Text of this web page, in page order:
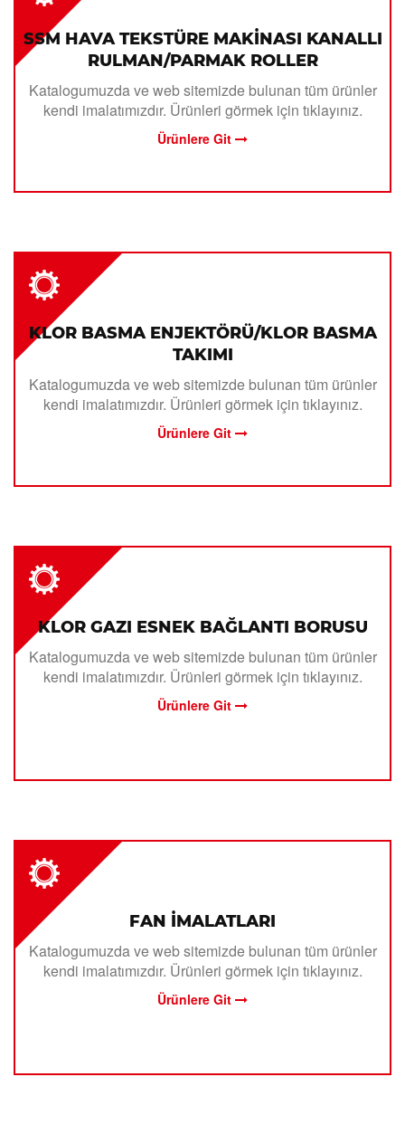
SSM HAVA TEKSTÜRE MAKİNASI KANALLI
RULMAN/PARMAK ROLLER
Katalogumuzda ve web sitemizde bulunan tüm ürünler
kendi imalatımızdır. Ürünleri görmek için tıklayınız.
Ürünlere Git
KLOR BASMA ENJEKTÖRÜ/KLOR BASMA
TAKIMI
Katalogumuzda ve web sitemizde bulunan tüm ürünler
kendi imalatımızdır. Ürünleri görmek için tıklayınız.
Ürünlere Git
KLOR GAZI ESNEK BAĞLANTI BORUSU
Katalogumuzda ve web sitemizde bulunan tüm ürünler
kendi imalatımızdır. Ürünleri görmek için tıklayınız.
Ürünlere Git
FAN İMALATLARI
Katalogumuzda ve web sitemizde bulunan tüm ürünler
kendi imalatımızdır. Ürünleri görmek için tıklayınız.
Ürünlere Git